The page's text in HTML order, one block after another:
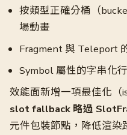
按類型正確分桶（
場動畫
Fragment 與 Teleport
Symbol 屬性的字串化
效能面新增一項最佳化（
slot fallback 略過
元件包裝節點，降低渲